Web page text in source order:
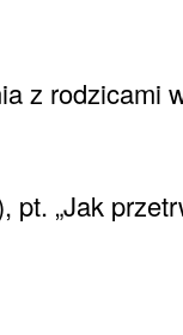
z rodzicami
„Jak